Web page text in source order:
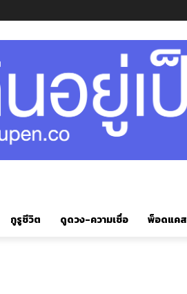
กูรูชีวิต ดูดวง-ความเชื่อ พ็อดแคส